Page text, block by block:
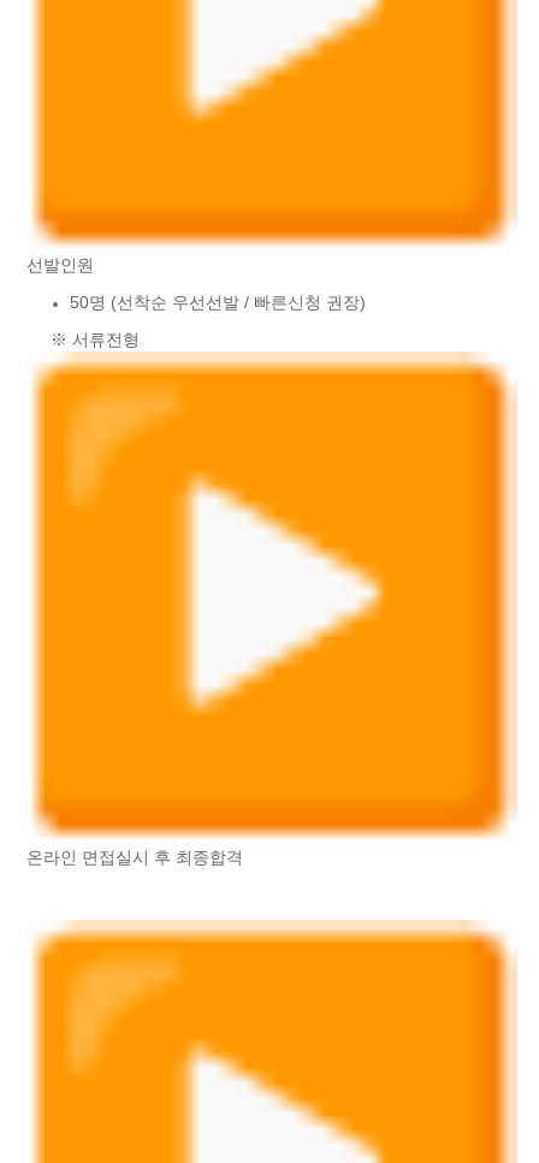
선발인원
50명 (선착순 우선선발 / 빠른신청 권장)
※ 서류전형
온라인 면접실시 후 최종합격